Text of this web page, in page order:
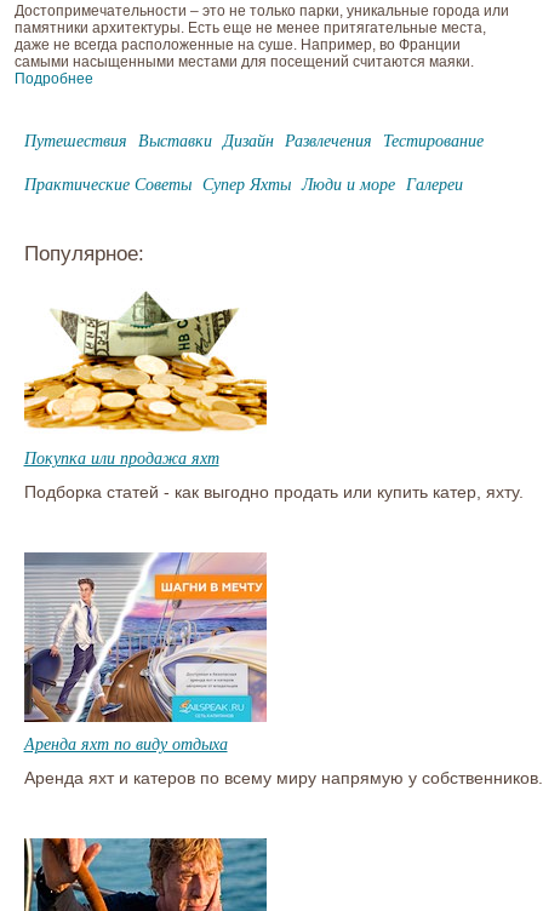
Достопримечательности – это не только парки, уникальные города или
памятники архитектуры. Есть еще не менее притягательные места,
даже не всегда расположенные на суше. Например, во Франции
самыми насыщенными местами для посещений считаются маяки.
Подробнее
Путешествия Выставки Дизайн Развлечения Тестирование
Практические Советы Супер Яхты Люди и море Галереи
Популярное:
Покупка или продажа яхт
Подборка статей - как выгодно продать или купить катер, яхту.
Аренда яхт по виду отдыха
Аренда яхт и катеров по всему миру напрямую у собственников.